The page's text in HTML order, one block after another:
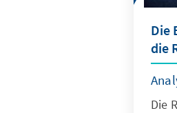
Die
die
Die